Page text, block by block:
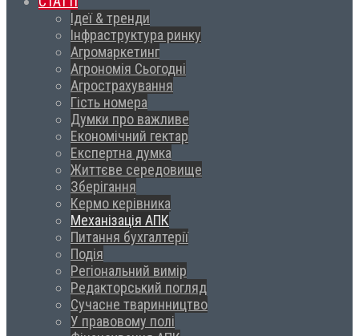
Ідеї & тренди
Інфраструктура ринку
Агромаркетинг
Агрономія Сьогодні
Агрострахування
Гість номера
Думки про важливе
Економічний гектар
Експертна думка
Життєве середовище
Зберігання
Кермо керівника
Механізація АПК
Питання бухгалтерії
Подія
Регіональний вимір
Редакторський погляд
Сучасне тваринництво
У правовому полі